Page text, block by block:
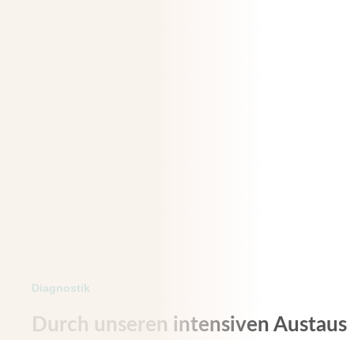
Diagnostik
Durch unseren intensiven